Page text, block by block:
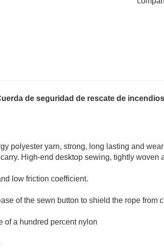
de seguridad de rescate de
polyester yarn, strong, long lasting and
High-end desktop sewing, tightly woven
low friction coefficient.
of the sewn button to shield the rope from
of a hundred percent nylon